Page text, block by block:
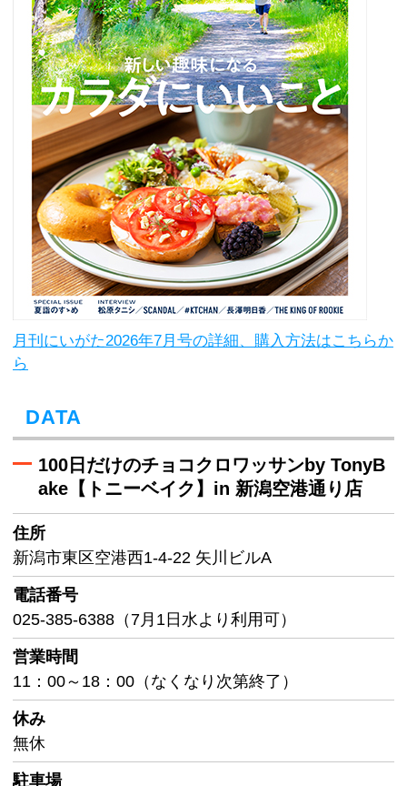
月刊にいがた2026年7月号の詳細、購入方法はこちらか
ら
DATA
100日だけのチョコクロワッサンby TonyB
ake【トニーベイク】in 新潟空港通り店
住所
新潟市東区空港西1-4-22 矢川ビルA
電話番号
025-385-6388（7月1日水より利用可）
営業時間
11：00～18：00（なくなり次第終了）
休み
無休
駐車場